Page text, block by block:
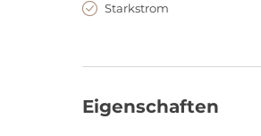
Starkstrom
Eigenschaften